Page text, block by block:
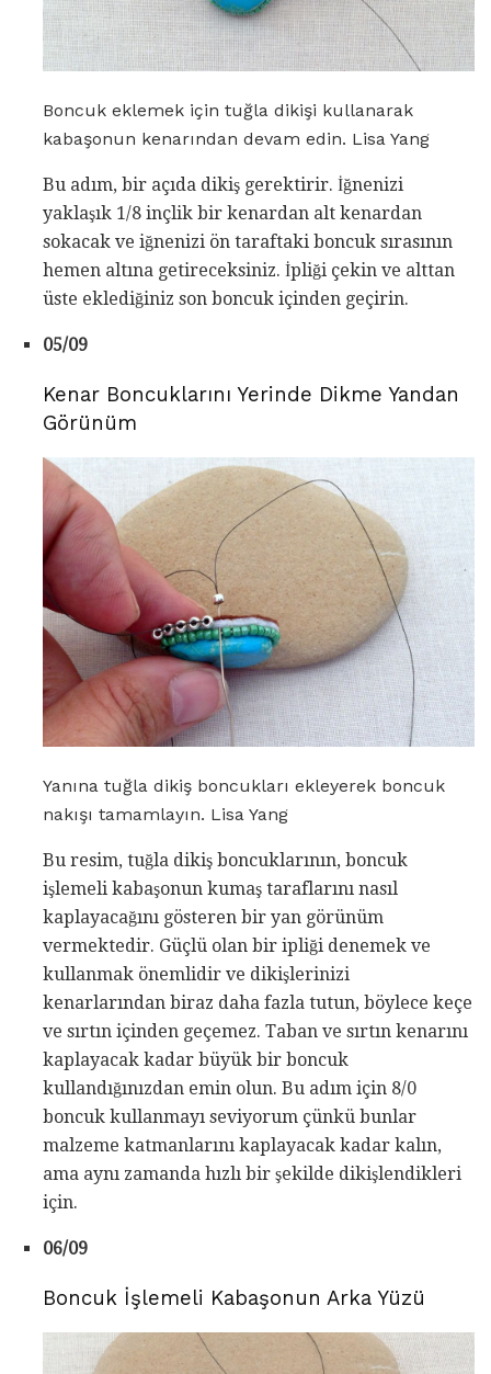
Boncuk eklemek için tuğla dikişi kullanarak
kabaşonun kenarından devam edin. Lisa Yang
Bu adım, bir açıda dikiş gerektirir. İğnenizi
yaklaşık 1/8 inçlik bir kenardan alt kenardan
sokacak ve iğnenizi ön taraftaki boncuk sırasının
hemen altına getireceksiniz. İpliği çekin ve alttan
üste eklediğiniz son boncuk içinden geçirin.
05/09
Kenar Boncuklarını Yerinde Dikme Yandan
Görünüm
Yanına tuğla dikiş boncukları ekleyerek boncuk
nakışı tamamlayın. Lisa Yang
Bu resim, tuğla dikiş boncuklarının, boncuk
işlemeli kabaşonun kumaş taraflarını nasıl
kaplayacağını gösteren bir yan görünüm
vermektedir. Güçlü olan bir ipliği denemek ve
kullanmak önemlidir ve dikişlerinizi
kenarlarından biraz daha fazla tutun, böylece keçe
ve sırtın içinden geçemez. Taban ve sırtın kenarını
kaplayacak kadar büyük bir boncuk
kullandığınızdan emin olun. Bu adım için 8/0
boncuk kullanmayı seviyorum çünkü bunlar
malzeme katmanlarını kaplayacak kadar kalın,
ama aynı zamanda hızlı bir şekilde dikişlendikleri
için.
06/09
Boncuk İşlemeli Kabaşonun Arka Yüzü